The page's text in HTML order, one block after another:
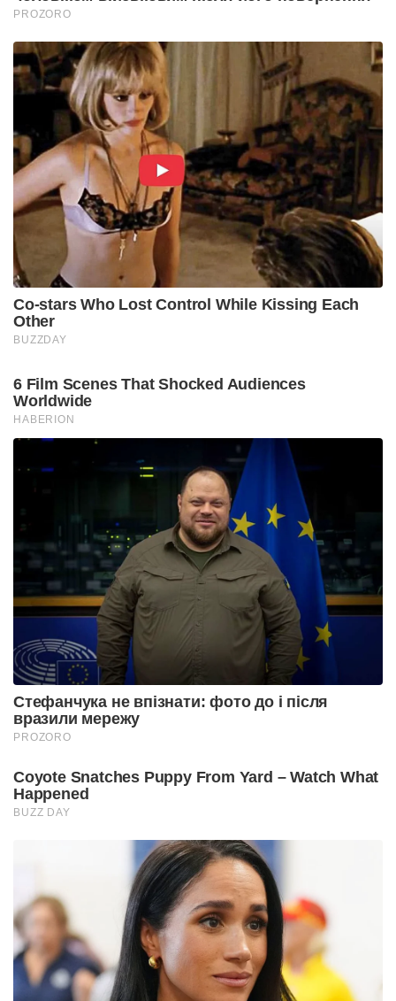
PROZORO
Co-stars Who Lost Control While Kissing Each
Other
BUZZDAY
6 Film Scenes That Shocked Audiences
Worldwide
HABERION
Стефанчука не впізнати: фото до і після
вразили мережу
PROZORO
Coyote Snatches Puppy From Yard – Watch What
Happened
BUZZ DAY